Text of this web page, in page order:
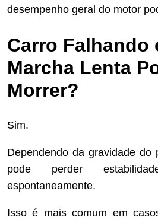
desempenho geral do motor
Carro Falhando
Marcha Lenta
Morrer?
Sim.
Dependendo da gravidade do
pode perder
espontaneamente.
Isso é mais comum em